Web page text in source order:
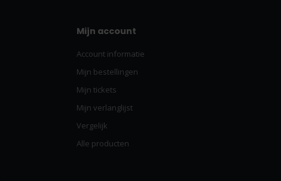
Mijn account
Account informatie
Mijn bestellingen
Mijn tickets
Mijn verlanglijst
Vergelijk
Alle producten